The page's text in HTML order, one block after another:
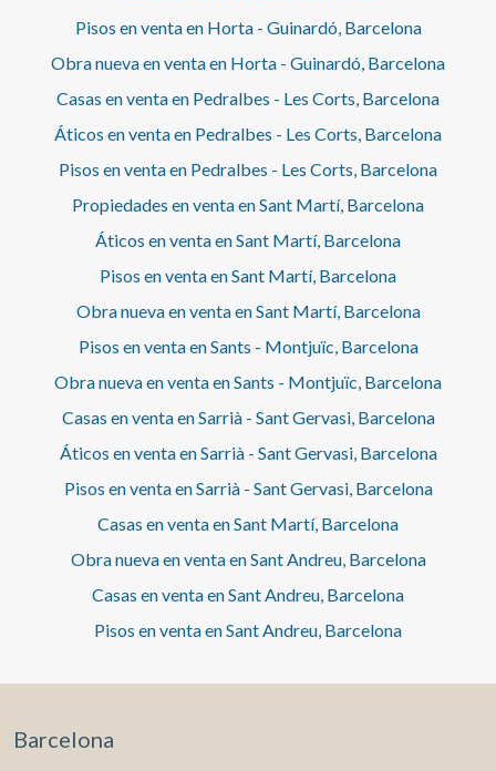
Pisos en venta en Horta - Guinardó, Barcelona
Obra nueva en venta en Horta - Guinardó, Barcelona
Casas en venta en Pedralbes - Les Corts, Barcelona
Áticos en venta en Pedralbes - Les Corts, Barcelona
Pisos en venta en Pedralbes - Les Corts, Barcelona
Propiedades en venta en Sant Martí, Barcelona
Áticos en venta en Sant Martí, Barcelona
Pisos en venta en Sant Martí, Barcelona
Obra nueva en venta en Sant Martí, Barcelona
Pisos en venta en Sants - Montjuïc, Barcelona
Obra nueva en venta en Sants - Montjuïc, Barcelona
Casas en venta en Sarrià - Sant Gervasi, Barcelona
Áticos en venta en Sarrià - Sant Gervasi, Barcelona
Pisos en venta en Sarrià - Sant Gervasi, Barcelona
Casas en venta en Sant Martí, Barcelona
Obra nueva en venta en Sant Andreu, Barcelona
Casas en venta en Sant Andreu, Barcelona
Pisos en venta en Sant Andreu, Barcelona
Barcelona